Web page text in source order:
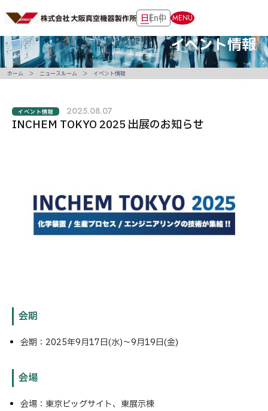
日En中 MENU
イベント情報
INCHEM TOKYO 2025 出展のお知らせ
イベント情報 2025.08.07
会期
会期：2025年9月17日(水)～9月19日(金)
会場
会場：東京ビッグサイト、東展示棟
ホーム ニュースルーム イベント情報